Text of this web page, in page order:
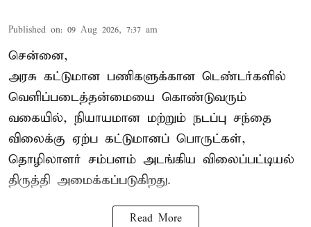
Published on: 09 Aug 2026, 7:37 am
சென்னை,
அரசு கட்டுமான பணிகளுக்கான டெண்டர்களில்
வெளிப்படைத்தன்மையை கொண்டுவரும்
வகையில், நியாயமான மற்றும் நடப்பு சந்தை
விலைக்கு ஏற்ப கட்டுமானப் பொருட்கள்,
தொழிலாளர் சம்பளம் அடங்கிய விலைப்பட்டியல்
திருத்தி அமைக்கப்படுகிறது.
Read More